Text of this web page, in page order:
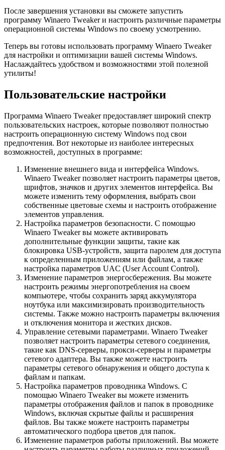
После завершения установки вы сможете запустить
программу Winaero Tweaker и настроить различные параметры
операционной системы Windows по своему усмотрению.
Теперь вы готовы использовать программу Winaero Tweaker
для настройки и оптимизации вашей системы Windows.
Наслаждайтесь удобством и возможностями этой полезной
утилиты!
Пользовательские настройки
Программа Winaero Tweaker предоставляет широкий спектр
пользовательских настроек, которые позволяют полностью
настроить операционную систему Windows под свои
предпочтения. Вот некоторые из наиболее интересных
возможностей, доступных в программе:
Изменение внешнего вида и интерфейса Windows.
Winaero Tweaker позволяет настроить параметры цветов,
шрифтов, значков и других элементов интерфейса. Вы
можете изменить тему оформления, выбрать свои
собственные цветовые схемы и настроить отображение
элементов управления.
Настройка параметров безопасности. С помощью
Winaero Tweaker вы можете активировать
дополнительные функции защиты, такие как
блокировка USB-устройств, защита паролем для доступа
к определенным приложениям или файлам, а также
настройка параметров UAC (User Account Control).
Изменение параметров энергосбережения. Вы можете
настроить режимы энергопотребления на своем
компьютере, чтобы сохранить заряд аккумулятора
ноутбука или максимизировать производительность
системы. Также можно настроить параметры включения
и отключения монитора и жестких дисков.
Управление сетевыми параметрами. Winaero Tweaker
позволяет настроить параметры сетевого соединения,
такие как DNS-серверы, прокси-серверы и параметры
сетевого адаптера. Вы также можете настроить
параметры сетевого обнаружения и общего доступа к
файлам и папкам.
Настройка параметров проводника Windows. С
помощью Winaero Tweaker вы можете изменить
параметры отображения файлов и папок в проводнике
Windows, включая скрытые файлы и расширения
файлов. Вы также можете настроить параметры
автоматического подбора цветов для папок.
Изменение параметров работы приложений. Вы можете